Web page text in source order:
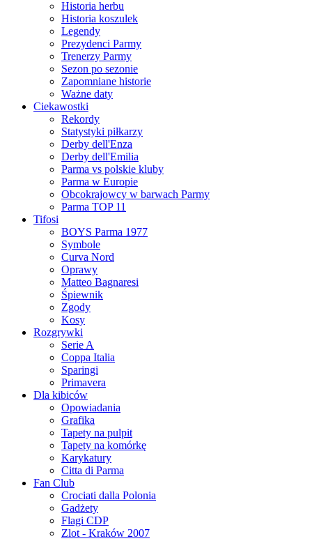
Historia herbu
Historia koszulek
Legendy
Prezydenci Parmy
Trenerzy Parmy
Sezon po sezonie
Zapomniane historie
Ważne daty
Ciekawostki
Rekordy
Statystyki piłkarzy
Derby dell'Enza
Derby dell'Emilia
Parma vs polskie kluby
Parma w Europie
Obcokrajowcy w barwach Parmy
Parma TOP 11
Tifosi
BOYS Parma 1977
Symbole
Curva Nord
Oprawy
Matteo Bagnaresi
Śpiewnik
Zgody
Kosy
Rozgrywki
Serie A
Coppa Italia
Sparingi
Primavera
Dla kibiców
Opowiadania
Grafika
Tapety na pulpit
Tapety na komórkę
Karykatury
Citta di Parma
Fan Club
Crociati dalla Polonia
Gadżety
Flagi CDP
Zlot - Kraków 2007